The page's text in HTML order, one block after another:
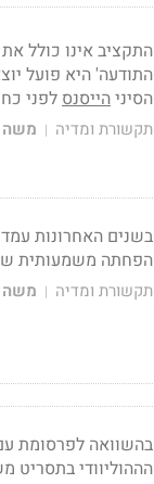
התודעה' היא פועל
הסיניהייסנס לפני
תקשורת ומדיה | משה
הפחתה משמעותית
תקשורת ומדיה | משה
בהשוואה לפרסומת
הההוליוודי בתסריט